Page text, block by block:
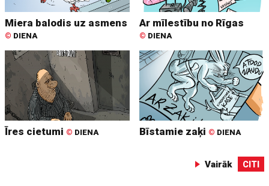
Miera balodis uz asmens
© DIENA
Ar mīlestību no Rīgas
© DIENA
Īres cietumi © DIENA Bīstamie zaķi © DIENA
Vairāk CITI